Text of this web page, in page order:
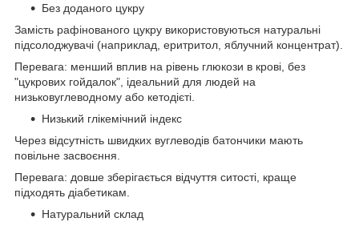
Без доданого цукру
Замість рафінованого цукру використовуються натуральні
підсолоджувачі (наприклад, еритритол, яблучний концентрат).
Перевага: менший вплив на рівень глюкози в крові, без
"цукрових гойдалок", ідеальний для людей на
низьковуглеводному або кетодієті.
Низький глікемічний індекс
Через відсутність швидких вуглеводів батончики мають
повільне засвоєння.
Перевага: довше зберігається відчуття ситості, краще
підходять діабетикам.
Натуральний склад